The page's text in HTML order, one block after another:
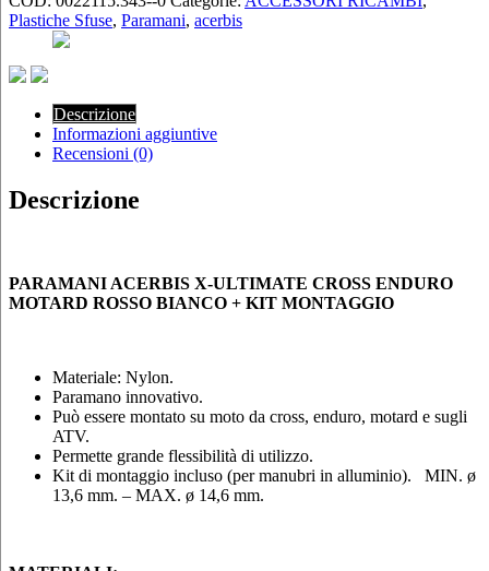
Plastiche Sfuse, Paramani, acerbis
Descrizione
Informazioni aggiuntive
Recensioni (0)
Descrizione
PARAMANI ACERBIS X-ULTIMATE CROSS ENDURO
MOTARD ROSSO BIANCO + KIT MONTAGGIO
Materiale: Nylon.
Paramano innovativo.
Può essere montato su moto da cross, enduro, motard e sugli
ATV.
Permette grande flessibilità di utilizzo.
Kit di montaggio incluso (per manubri in alluminio). MIN. ø
13,6 mm. – MAX. ø 14,6 mm.